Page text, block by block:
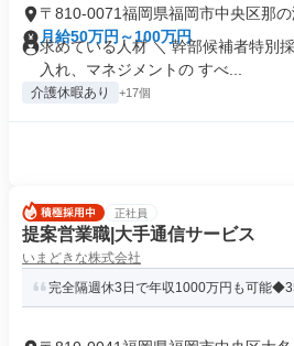
〒810-0071福岡県福岡市中央区那
月給50万円～100万円
求めている人材 ＼ 幹部候補者特別
入れ、マネジメントの すべ...
介護休暇あり +17個
正社員
提案営業職|大手通信サービス
いまどきな株式会社
完全隔週休3日で年収1000万円も可能